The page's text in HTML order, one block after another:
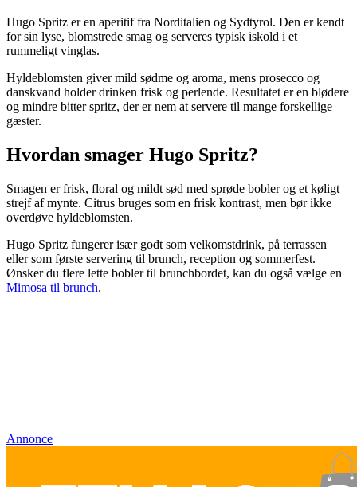
Hugo Spritz er en aperitif fra Norditalien og Sydtyrol. Den er kendt
for sin lyse, blomstrede smag og serveres typisk iskold i et
rummeligt vinglas.
Hyldeblomsten giver mild sødme og aroma, mens prosecco og
danskvand holder drinken frisk og perlende. Resultatet er en blødere
og mindre bitter spritz, der er nem at servere til mange forskellige
gæster.
Hvordan smager Hugo Spritz?
Smagen er frisk, floral og mildt sød med sprøde bobler og et køligt
strejf af mynte. Citrus bruges som en frisk kontrast, men bør ikke
overdøve hyldeblomsten.
Hugo Spritz fungerer især godt som velkomstdrink, på terrassen
eller som første servering til brunch, reception og sommerfest.
Ønsker du flere lette bobler til brunchbordet, kan du også vælge en
Mimosa til brunch.
Annonce